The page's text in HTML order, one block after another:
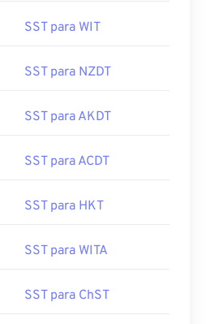
SST para WIT
SST para NZDT
SST para AKDT
SST para ACDT
SST para HKT
SST para WITA
SST para ChST